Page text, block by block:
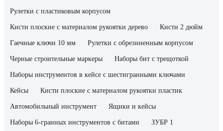
Рулетки с пластиковым корпусом
Кисти плоские с материалом рукоятки дерево Кисти 2 дюйм
Гаечные ключи 10 мм Рулетки с обрезиненным корпусом
Черные строительные маркеры Наборы бит с трещоткой
Наборы инструментов в кейсе с шестигранными ключами
Кейсы Кисти плоские с материалом рукоятки пластик
Автомобильный инструмент Ящики и кейсы
Наборы 6-гранных инструментов с битами ЗУБР 1